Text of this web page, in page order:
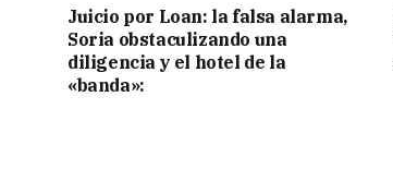
Juicio por Loan: la falsa alarma,
Soria obstaculizando una
diligencia y el hotel de la
«banda»: